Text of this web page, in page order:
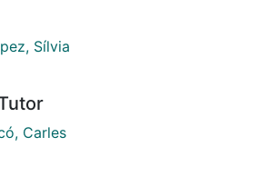
Sílvia
Carles